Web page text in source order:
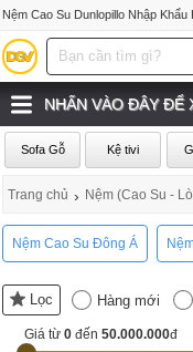
Nệm Cao Su Dunlopillo Nhập
NHẤN VÀO ĐÂY ĐỂ
Sofa Gỗ Kệ tivi
Trang chủ › Nệm (Cao Su -
Nệm Cao Su Đông Á
Lọc Hàng mới
Giá từ0 đến50.000.000đ